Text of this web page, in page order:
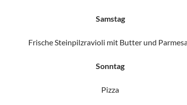
Samstag
Frische Steinpilzravioli mit Butter und
Sonntag
Pizza